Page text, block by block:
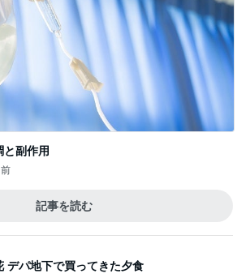
副作用
前
記事を読む
トピックス 2日前
り感激したドローンショー